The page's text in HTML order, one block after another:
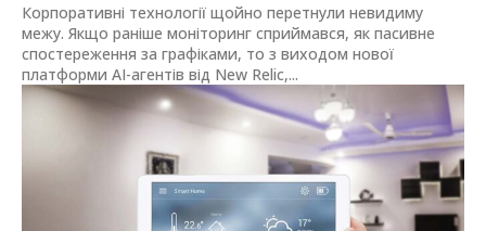
Корпоративні технології щойно перетнули невидиму
межу. Якщо раніше моніторинг сприймався, як пасивне
спостереження за графіками, то з виходом нової
платформи AI-агентів від New Relic,...